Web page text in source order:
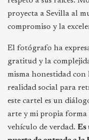
proyecta a Sevilla al
compromiso y la
El fotógrafo ha
gratitud y la
misma honestidad
realidad social para
este cartel es un
arte y mi propia
vehículo de verdad. Es